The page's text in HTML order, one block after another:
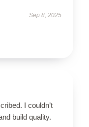
Sep 8, 2025
I couldn’t
build quality.